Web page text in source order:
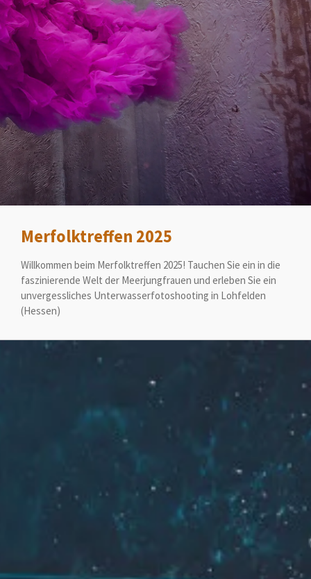
Merfolktreffen 2025
Willkommen beim Merfolktreffen 2025! Tauchen Sie ein in die
faszinierende Welt der Meerjungfrauen und erleben Sie ein
unvergessliches Unterwasserfotoshooting in Lohfelden
(Hessen)